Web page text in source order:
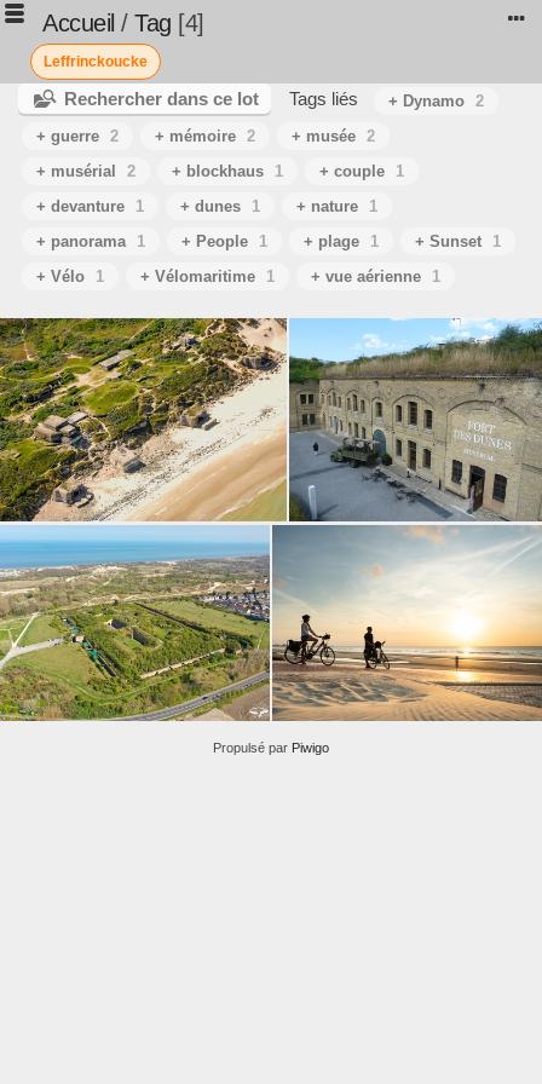
Accueil / Tag 4
Leffrinckoucke
Rechercher dans ce lot Tags liés + Dynamo 2
+ guerre 2 + mémoire 2 + musée 2
+ musérial
2 + blockhaus 1 + couple
1
+ devanture
1 + dunes 1 + nature
1
+ panorama
1 + People 1 + plage 1 + Sunset
1
+ Vélo
1 + Vélomaritime 1 + vue aérienne 1
Propulsé par Piwigo